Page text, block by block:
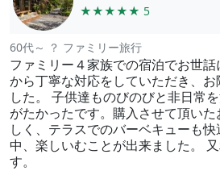
★★★★★ 5
60代～ ？ ファミリー旅行
ファミリー４家族での宿泊でお世
から丁寧な対応をしていただき、お
した。 子供達ものびのびと非日常
がたかったです。購入させて頂い
しく、テラスでのバーベキューも
中、楽しいむことが出来ました。
す。